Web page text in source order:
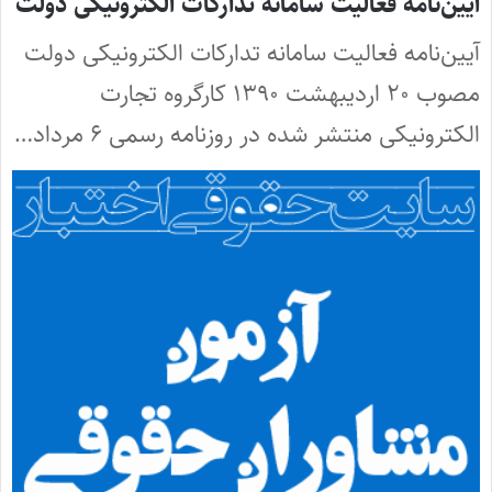
آیین‌نامه فعالیت سامانه تدارکات الکترونیکی دولت
مصوب ۲۰ اردیبهشت ۱۳۹۰ کارگروه تجارت
الکترونیکی منتشر شده در روزنامه رسمی ۶ مرداد…